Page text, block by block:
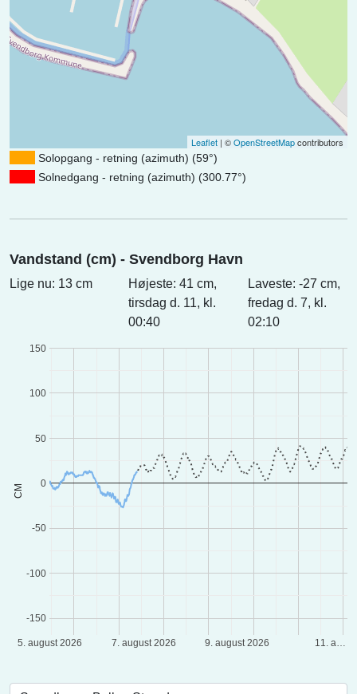
Leaflet | ©OpenStreetMapcontributors
Solopgang - retning (azimuth) (59°)
Solnedgang - retning (azimuth) (300.77°)
Vandstand (cm) - Svendborg Havn
Lige nu: 13 cm
Højeste: 41 cm,
tirsdag d. 11, kl.
00:40
Laveste: -27 cm,
fredag d. 7, kl.
02:10
5. august 2026 7. august 2026 9. august 2026 11. a…
-150
-100
-50
0
50
100
150
CM